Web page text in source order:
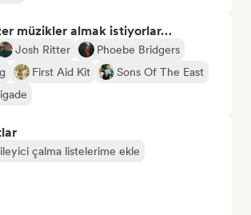
müzikler almak istiyorlar…
Josh Ritter
Phoebe Bridgers
First Aid Kit
Sons Of The East
çalma listelerime ekle